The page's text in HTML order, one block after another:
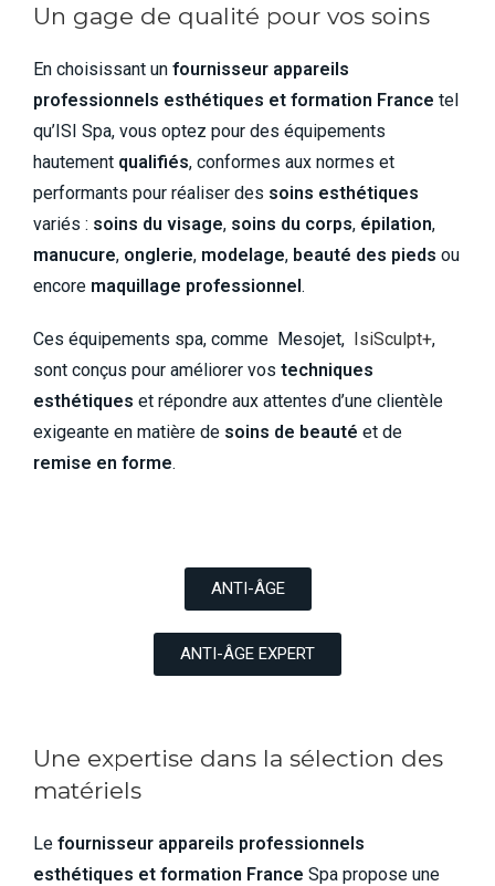
Un gage de qualité pour vos soins
En choisissant un fournisseur appareils
professionnels esthétiques et formation France tel
qu’ISI Spa, vous optez pour des équipements
hautement qualifiés, conformes aux normes et
performants pour réaliser des soins esthétiques
variés : soins du visage, soins du corps, épilation,
manucure, onglerie, modelage, beauté des pieds ou
encore maquillage professionnel.
Ces équipements spa, comme Mesojet, IsiSculpt+,
sont conçus pour améliorer vos techniques
esthétiques et répondre aux attentes d’une clientèle
exigeante en matière de soins de beauté et de
remise en forme.
ANTI-ÂGE
ANTI-ÂGE EXPERT
Une expertise dans la sélection des
matériels
Le fournisseur appareils professionnels
esthétiques et formation France Spa propose une